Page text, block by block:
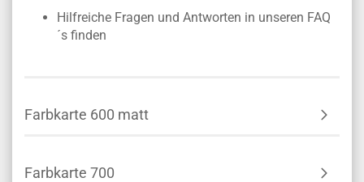
Hilfreiche Fragen und Antworten in unseren FAQ
´s finden
Farbkarte 600 matt
Farbkarte 700